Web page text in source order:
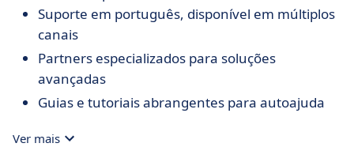
Suporte em português, disponível em múltiplos
canais
Partners especializados para soluções
avançadas
Guias e tutoriais abrangentes para autoajuda
Ver mais